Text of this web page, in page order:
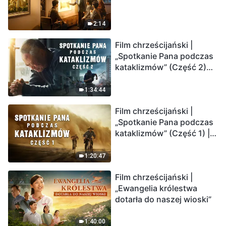
2:14
1:34:44
Film chrześcijański |
„Spotkanie Pana podczas
kataklizmów” (Część 2)
Ludzkość weszła w
odliczanie. Czy znalazłeś
już drogę ocalenia?
1:20:47
Film chrześcijański |
„Spotkanie Pana podczas
kataklizmów” (Część 1) |
1:40:00
Film chrześcijański |
„Ewangelia królestwa
dotarła do naszej wioski”